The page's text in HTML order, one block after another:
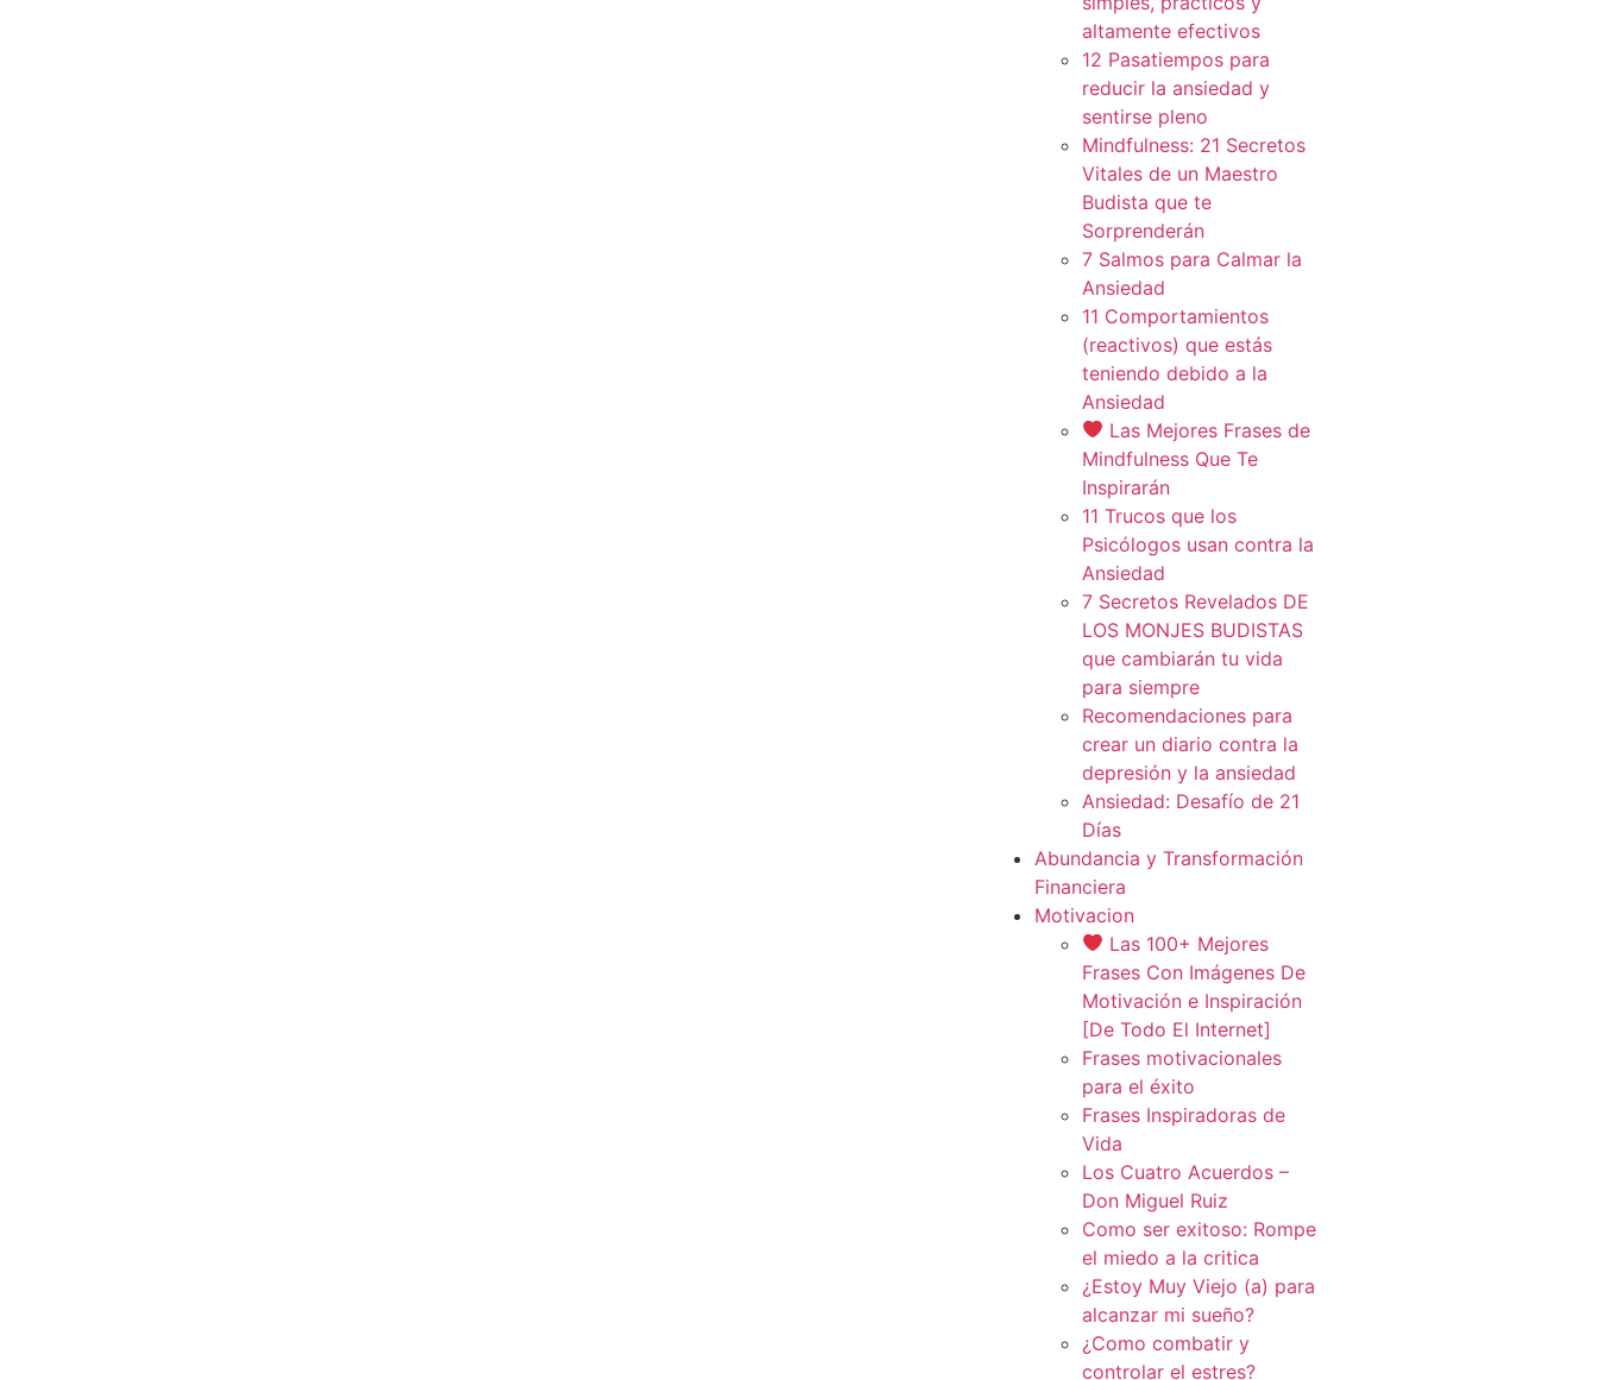
altamente efectivos
12 Pasatiempos para
reducir la ansiedad y
sentirse pleno
Mindfulness: 21 Secretos
Vitales de un Maestro
Budista que te
Sorprenderán
7 Salmos para Calmar la
Ansiedad
11 Comportamientos
(reactivos) que estás
teniendo debido a la
Ansiedad
Las Mejores Frases de
Mindfulness Que Te
Inspirarán
11 Trucos que los
Psicólogos usan contra la
Ansiedad
7 Secretos Revelados DE
LOS MONJES BUDISTAS
que cambiarán tu vida
para siempre
Recomendaciones para
crear un diario contra la
depresión y la ansiedad
Ansiedad: Desafío de 21
Días
Abundancia y Transformación
Financiera
Motivacion
Las 100+ Mejores
Frases Con Imágenes De
Motivación e Inspiración
[De Todo El Internet]
Frases motivacionales
para el éxito
Frases Inspiradoras de
Vida
Los Cuatro Acuerdos –
Don Miguel Ruiz
Como ser exitoso: Rompe
el miedo a la critica
¿Estoy Muy Viejo (a) para
alcanzar mi sueño?
¿Como combatir y
controlar el estres?